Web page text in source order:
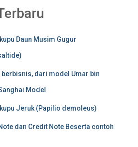
Daun Musim Gugur
dari model Umar bin
Model
Jeruk (Papilio demoleus)
dan Credit Note Beserta contoh